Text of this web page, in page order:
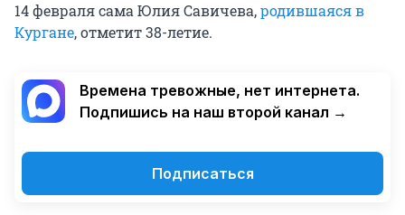
14 февраля сама Юлия Савичева,родившаяся в
Кургане, отметит 38-летие.
Времена тревожные, нет интернета.
Подпишись на наш второй канал →
Подписаться